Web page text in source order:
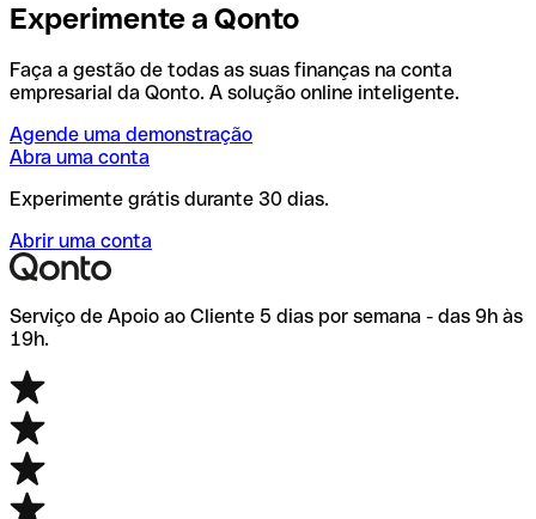
Experimente a Qonto
Faça a gestão de todas as suas finanças na conta
empresarial da Qonto. A solução online inteligente.
Agende uma demonstração
Abra uma conta
Experimente grátis durante 30 dias.
Abrir uma conta
Serviço de Apoio ao Cliente 5 dias por semana - das 9h às
19h.